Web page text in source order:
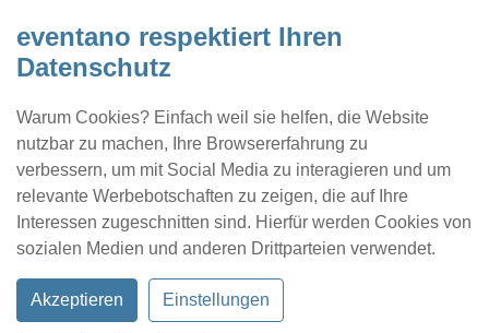
eventano respektiert Ihren
Datenschutz
Warum Cookies? Einfach weil sie helfen, die Website
nutzbar zu machen, Ihre Browsererfahrung zu
verbessern, um mit Social Media zu interagieren und um
relevante Werbebotschaften zu zeigen, die auf Ihre
Interessen zugeschnitten sind. Hierfür werden Cookies von
sozialen Medien und anderen Drittparteien verwendet.
Akzeptieren Einstellungen
Kontakt Location eintragen Profil